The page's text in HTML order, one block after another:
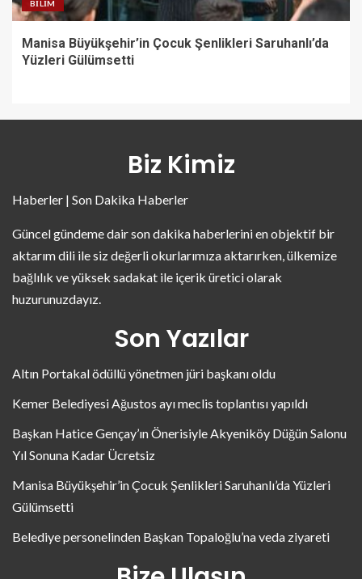
BILIM
Manisa Büyükşehir’in Çocuk Şenlikleri Saruhanlı’da
Yüzleri Gülümsetti
Biz Kimiz
Haberler | Son Dakika Haberler
Güncel gündeme dair son dakika haberlerini en objektif bir
aktarım dili ile siz değerli okurlarımıza aktarırken, ülkemize
bağlılık ve yüksek sadakat ile içerik üretici olarak
huzurunuzdayız.
Son Yazılar
Altın Portakal ödüllü yönetmen jüri başkanı oldu
Kemer Belediyesi Ağustos ayı meclis toplantısı yapıldı
Başkan Hatice Gençay’ın Önerisiyle Akyeniköy Düğün Salonu
Yıl Sonuna Kadar Ücretsiz
Manisa Büyükşehir’in Çocuk Şenlikleri Saruhanlı’da Yüzleri
Gülümsetti
Belediye personelinden Başkan Topaloğlu’na veda ziyareti